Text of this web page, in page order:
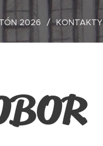
2026 KONTAKTY